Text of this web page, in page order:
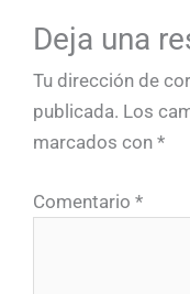
Deja una
Tu dirección de
publicada. Los
marcados con *
Comentario *